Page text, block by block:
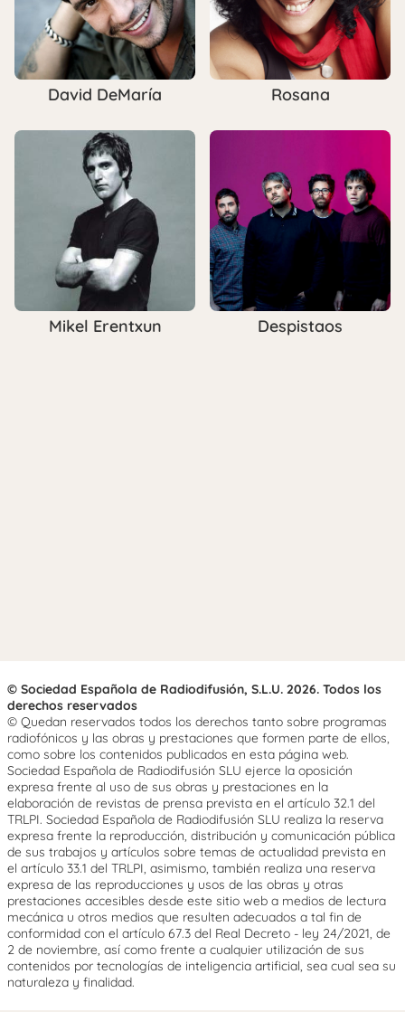
David DeMaría Rosana
Mikel Erentxun Despistaos
© Sociedad Española de Radiodifusión, S.L.U. 2026. Todos los
derechos reservados
© Quedan reservados todos los derechos tanto sobre programas
radiofónicos y las obras y prestaciones que formen parte de ellos,
como sobre los contenidos publicados en esta página web.
Sociedad Española de Radiodifusión SLU ejerce la oposición
expresa frente al uso de sus obras y prestaciones en la
elaboración de revistas de prensa prevista en el artículo 32.1 del
TRLPI. Sociedad Española de Radiodifusión SLU realiza la reserva
expresa frente la reproducción, distribución y comunicación pública
de sus trabajos y artículos sobre temas de actualidad prevista en
el artículo 33.1 del TRLPI, asimismo, también realiza una reserva
expresa de las reproducciones y usos de las obras y otras
prestaciones accesibles desde este sitio web a medios de lectura
mecánica u otros medios que resulten adecuados a tal fin de
conformidad con el artículo 67.3 del Real Decreto - ley 24/2021, de
2 de noviembre, así como frente a cualquier utilización de sus
contenidos por tecnologías de inteligencia artificial, sea cual sea su
naturaleza y finalidad.